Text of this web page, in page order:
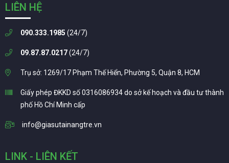
LIÊN HỆ
090.333.1985 (24/7)
09.87.87.0217(24/7)
Trụ sở: 1269/17 Phạm Thế Hiển, Phường 5, Quận 8, HCM
Giấy phép ĐKKD số 0316086934 do sở kế hoạch và đầu tư thành
phố Hồ Chí Minh cấp
info@giasutainangtre.vn
LINK - LIÊN KẾT